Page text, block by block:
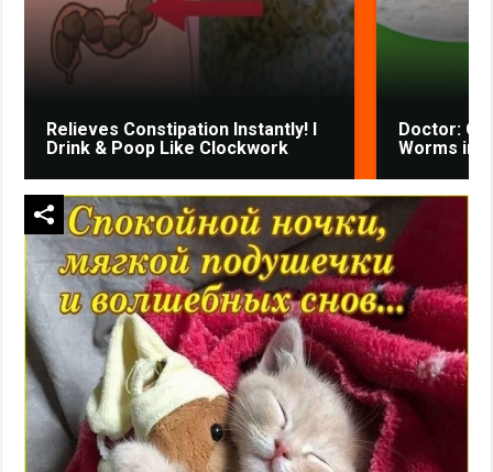
Relieves Constipation Instantly! I
Drink & Poop Like Clockwork
Doctor:
Worms in